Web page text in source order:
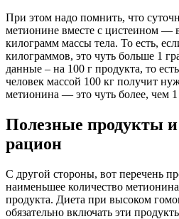
При этом надо помнить, что
метионине вместе с цистеином —
килограмм массы тела. То есть,
килограммов, это чуть больше 1
данные – на 100 г продукта, то
человек массой 100 кг получит
метионина — это чуть более, чем 1
Полезные продукты
рацион
С другой стороны, вот перечень
наименьшее количество
продукта. Диета при высоком
обязательно включать эти